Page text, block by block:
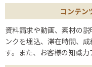
コンテン
資料請求や動画、素材の
ンクを埋込、滞在時間、
す。また、お客様の知識力